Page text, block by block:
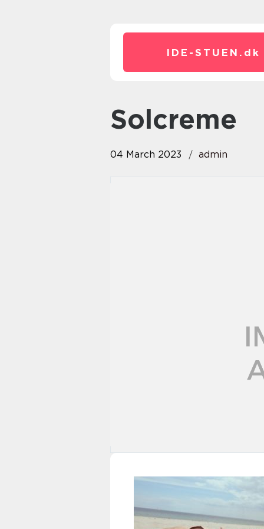
IDE-STUEN. dk
solcreme
04 March 2023 admin